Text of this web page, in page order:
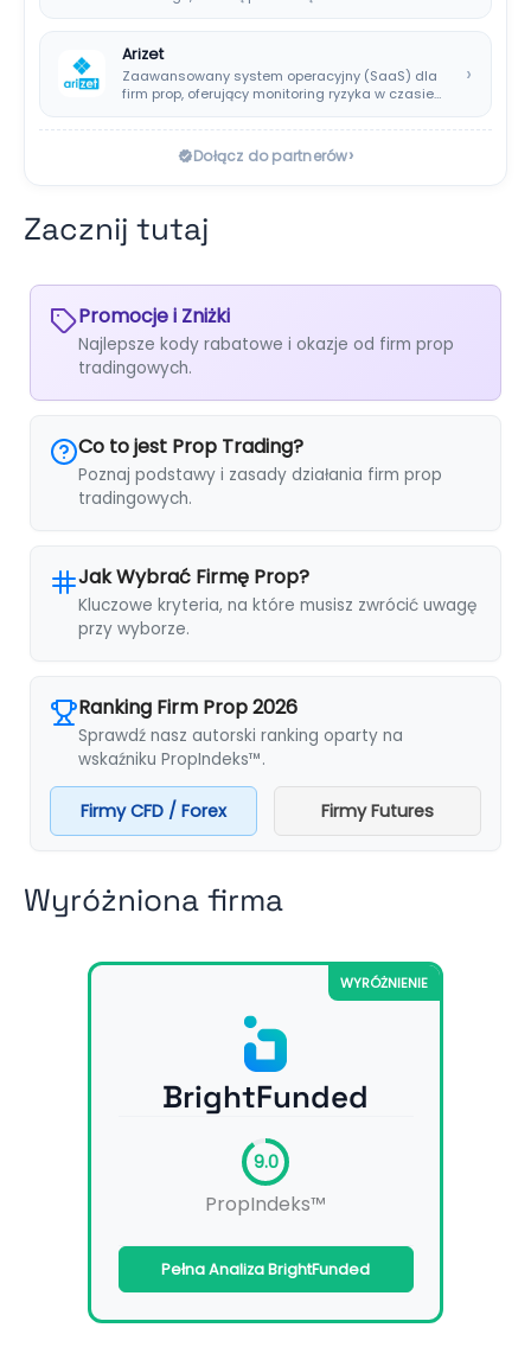
Arizet
Zaawansowany system operacyjny (SaaS) dla
firm prop, oferujący monitoring ryzyka w czasie
›
Dołącz do partnerów›
Zacznij tutaj
Promocje i Zniżki
Najlepsze kody rabatowe i okazje od firm prop
tradingowych.
Co to jest Prop Trading?
Poznaj podstawy i zasady działania firm prop
tradingowych.
Jak Wybrać Firmę Prop?
Kluczowe kryteria, na które musisz zwrócić uwagę
przy wyborze.
Ranking Firm Prop 2026
Sprawdź nasz autorski ranking oparty na
wskaźniku PropIndeks™.
Firmy CFD / Forex Firmy Futures
Wyróżniona firma
WYRÓŻNIENIE
BrightFunded
9.0
PropIndeks™
Pełna Analiza BrightFunded